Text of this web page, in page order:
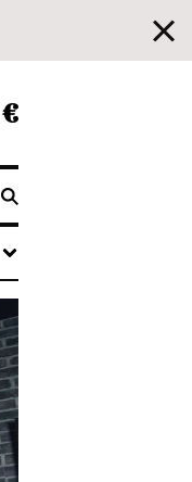
€